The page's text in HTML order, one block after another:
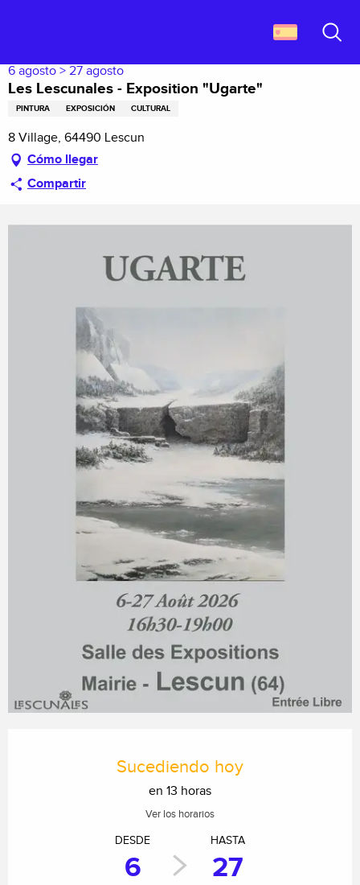
principal
6 agosto > 27 agosto
Les Lescunales - Exposition "Ugarte"
PINTURA EXPOSICIÓN CULTURAL
8 Village, 64490 Lescun
Cómo llegar
Compartir
Sucediendo hoy
en 13 horas
Ver los horarios
DESDE
6
HASTA
27